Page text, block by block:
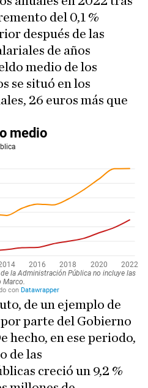
del 0,1 %
después de las
de años
medio de los
se situó en los
26 euros más que
de un ejemplo de
parte del Gobierno
hecho, en ese periodo,
de las
creció un 9,2 %